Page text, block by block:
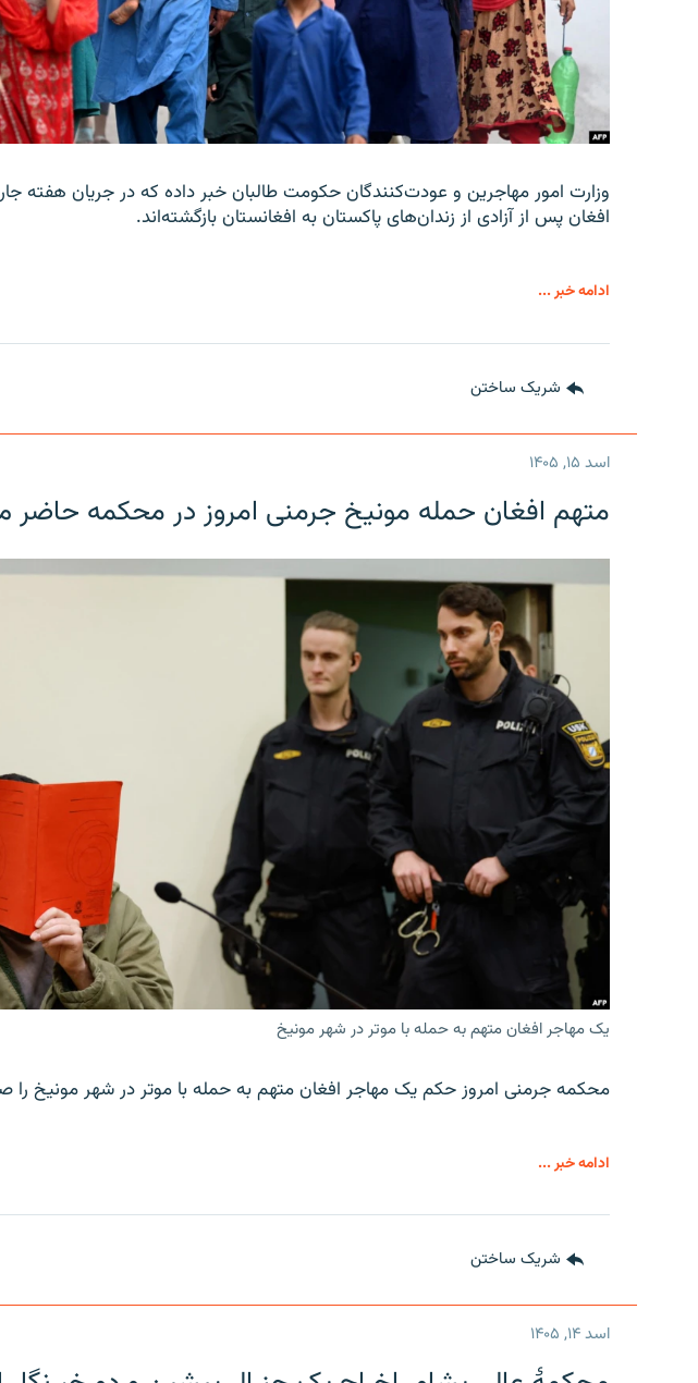
افغان پس از آزادی از زندان‌های پاکستان به افغانستان بازگشته‌اند.
ادامه خبر ...
شریک ساختن
اسد ۱۵, ۱۴۰۵
متهم افغان حمله مونیخ جرمنی امروز در محکمه
یک مهاجر افغان متهم به حمله با موتر در شهر مونیخ
محکمه جرمنی امروز حکم یک مهاجر افغان متهم به حمله با موتر در شهر مونیخ را
ادامه خبر ...
شریک ساختن
اسد ۱۴, ۱۴۰۵